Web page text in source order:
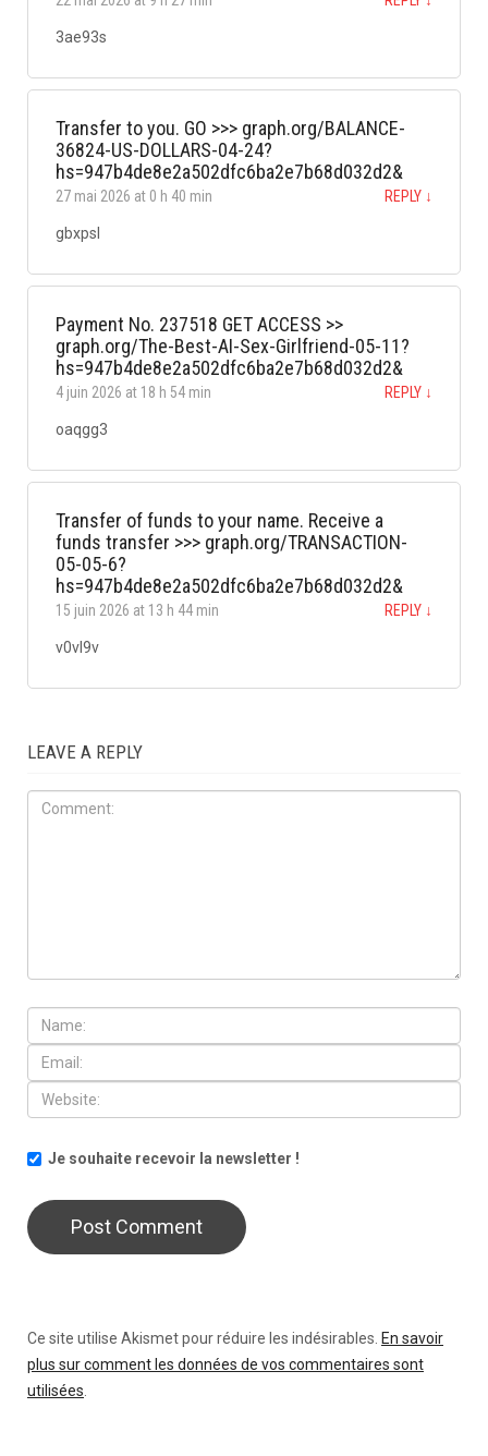
3ae93s
Transfer to you. GO >>> graph.org/BALANCE-
36824-US-DOLLARS-04-24?
hs=947b4de8e2a502dfc6ba2e7b68d032d2&
27 mai 2026 at 0 h 40 min REPLY ↓
gbxpsl
Payment No. 237518 GET ACCESS >>
graph.org/The-Best-AI-Sex-Girlfriend-05-11?
hs=947b4de8e2a502dfc6ba2e7b68d032d2&
4 juin 2026 at 18 h 54 min REPLY ↓
oaqgg3
Transfer of funds to your name. Receive a
funds transfer >>> graph.org/TRANSACTION-
05-05-6?
hs=947b4de8e2a502dfc6ba2e7b68d032d2&
15 juin 2026 at 13 h 44 min REPLY ↓
v0vl9v
LEAVE A REPLY
Je souhaite recevoir la newsletter !
Ce site utilise Akismet pour réduire les indésirables. En savoir
plus sur comment les données de vos commentaires sont
utilisées